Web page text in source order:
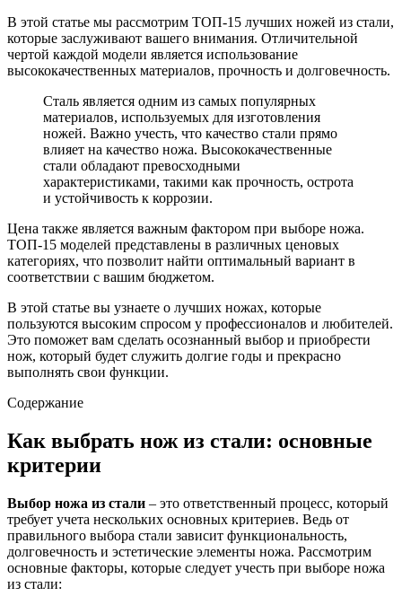
В этой статье мы рассмотрим ТОП-15 лучших ножей из стали,
которые заслуживают вашего внимания. Отличительной
чертой каждой модели является использование
высококачественных материалов, прочность и долговечность.
Сталь является одним из самых популярных
материалов, используемых для изготовления
ножей. Важно учесть, что качество стали прямо
влияет на качество ножа. Высококачественные
стали обладают превосходными
характеристиками, такими как прочность, острота
и устойчивость к коррозии.
Цена также является важным фактором при выборе ножа.
ТОП-15 моделей представлены в различных ценовых
категориях, что позволит найти оптимальный вариант в
соответствии с вашим бюджетом.
В этой статье вы узнаете о лучших ножах, которые
пользуются высоким спросом у профессионалов и любителей.
Это поможет вам сделать осознанный выбор и приобрести
нож, который будет служить долгие годы и прекрасно
выполнять свои функции.
Содержание
Как выбрать нож из стали: основные
критерии
Выбор ножа из стали – это ответственный процесс, который
требует учета нескольких основных критериев. Ведь от
правильного выбора стали зависит функциональность,
долговечность и эстетические элементы ножа. Рассмотрим
основные факторы, которые следует учесть при выборе ножа
из стали: